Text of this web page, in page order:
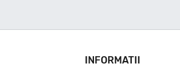
INFORMATII